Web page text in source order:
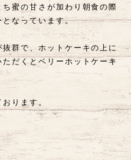
蜜の甘さが加わり朝食の際
となっています。
群で、ホットケーキの上に
だくとベリーホットケーキ
ります。